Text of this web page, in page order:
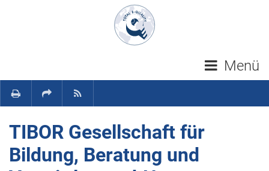
Navigation überspringen
Menü
TIBOR Gesellschaft für
Bildung, Beratung und